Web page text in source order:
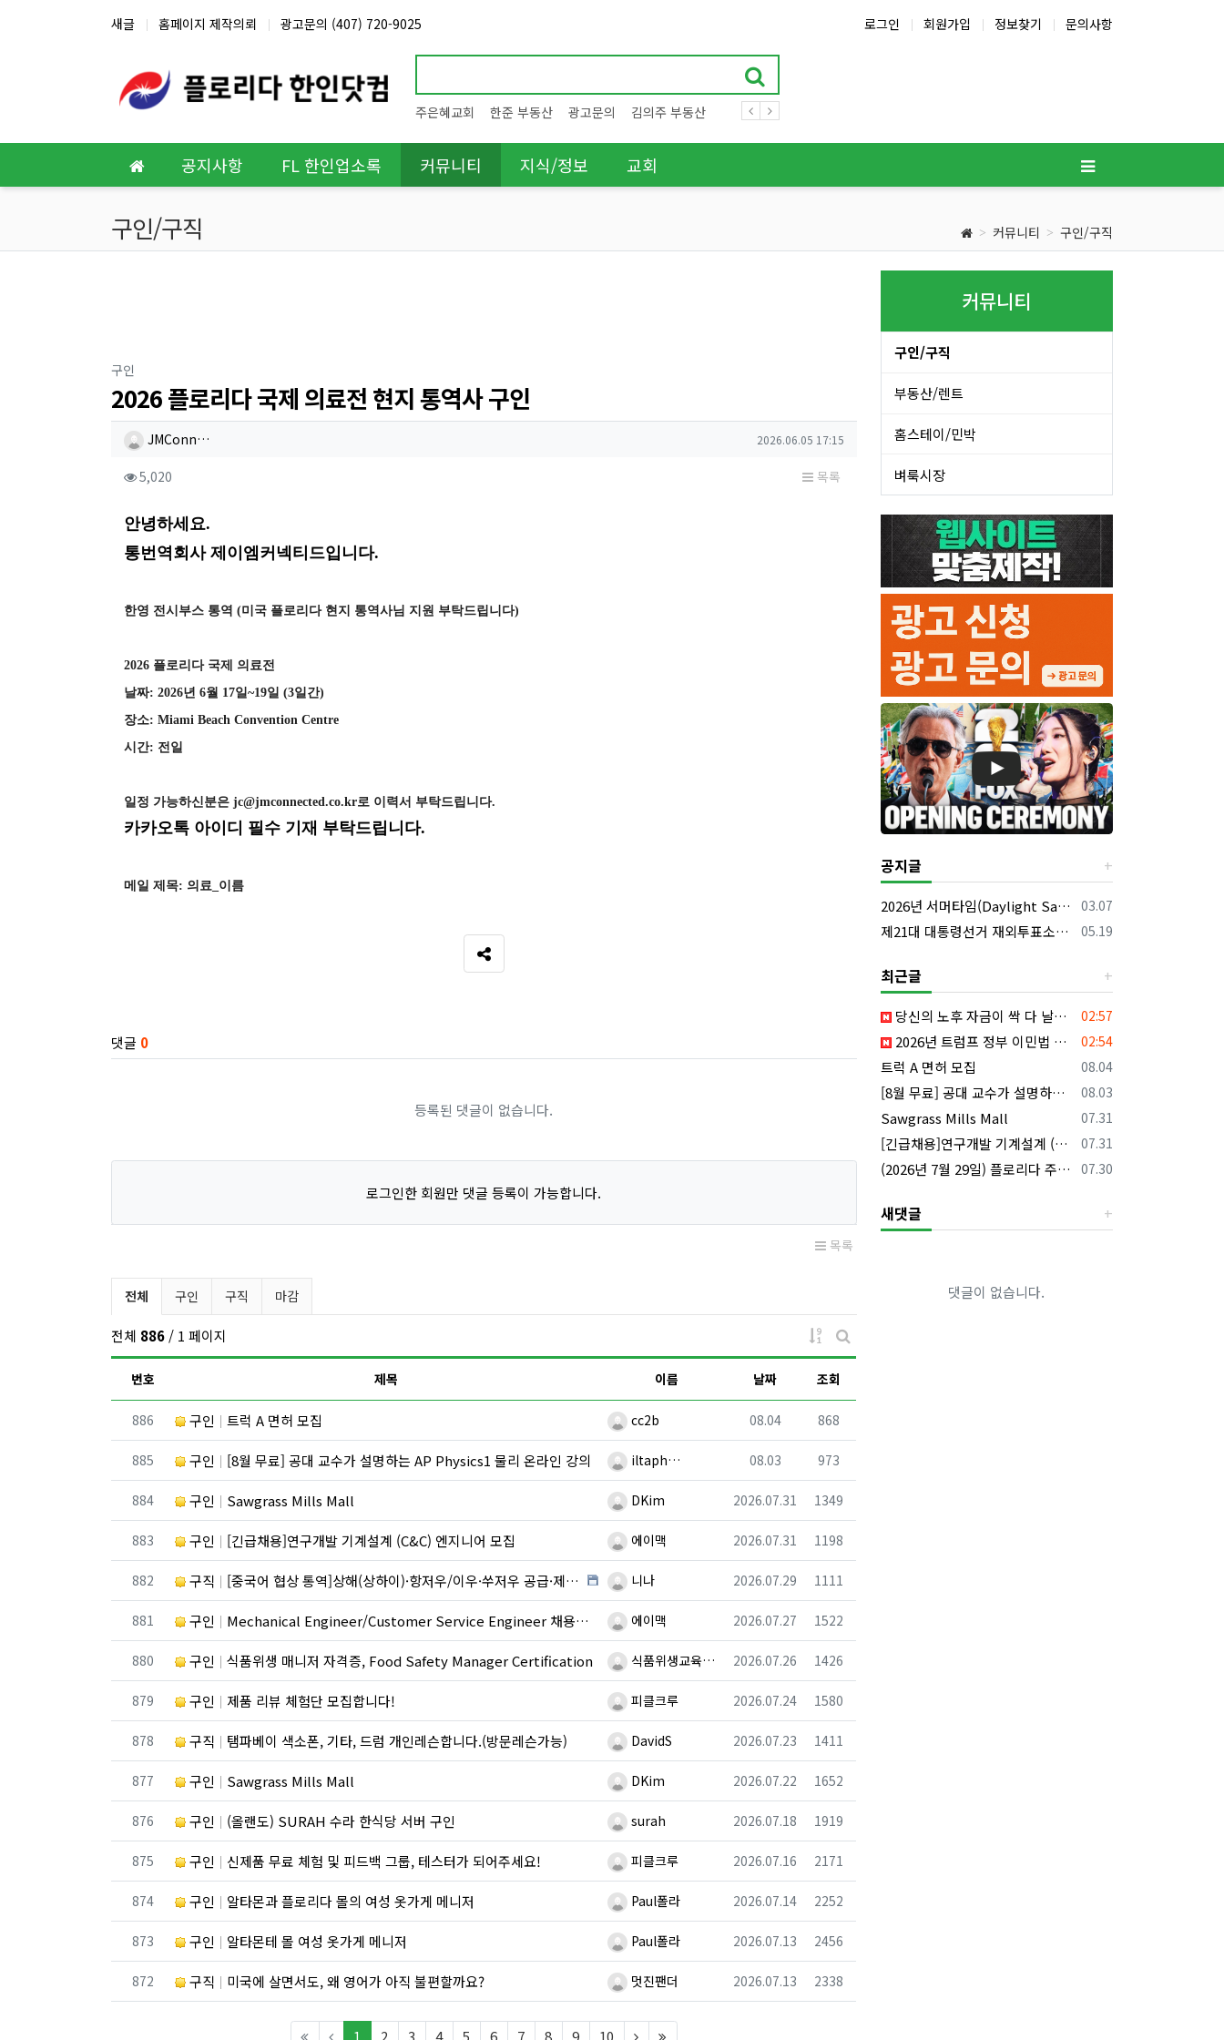
새글 홈페이지 제작의뢰 광고문의 (407) 720-9025 로그인 회원가입 정보찾기 문의사항
주은혜교회 한준 부동산 광고문의 김의주 부동산
공지사항 FL 한인업소록 커뮤니티 지식/정보 교회
구인/구직 커뮤니티 구인/구직
구인
2026 플로리다 국제 의료전 현지 통역사 구인
작성자 정보
JMConn… 작성일
2026.06.05 17:15
컨텐츠 정보
5,020 목록
본문
안녕하세요.
통번역회사 제이엠커넥티드입니다.
한영 전시부스 통역 (미국 플로리다 현지 통역사님 지원 부탁드립니다)
2026 플로리다 국제 의료전
날짜: 2026년 6월 17일~19일 (3일간)
장소: Miami Beach Convention Centre
시간: 전일
일정 가능하신분은 jc@jmconnected.co.kr로 이력서 부탁드립니다.
카카오톡 아이디 필수 기재 부탁드립니다.
메일 제목: 의료_이름
SNS 공유
댓글 0
등록된 댓글이 없습니다.
로그인한 회원만 댓글 등록이 가능합니다.
목록
구인/구직 분류 목록
전체 구인 구직 마감
전체 886/ 1 페이지
게시물 정렬
게시판 검색
번호
제목 이름 날짜 조회
번호
886 구인 트럭 A 면허 모집 등록자cc2b 등록일
08.04 조회
868
번호
885 구인 [8월 무료] 공대 교수가 설명하는 AP Physics1 물리 온라인 강의 등록자iltaph… 등록일
08.03 조회
973
번호
884 구인 Sawgrass Mills Mall 등록자DKim 등록일
2026.07.31 조회
1349
번호
883 구인 [긴급채용]연구개발 기계설계 (C&C) 엔지니어 모집 등록자에이맥 등록일
2026.07.31 조회
1198
번호
882 구직 [중국어 협상 통역]상해(상하이)·항저우/이우·쑤저우 공급·제조 업체,공장 미팅 & 전시회 한중 원어민 프리… 등록자니나 등록일
2026.07.29 조회
1111
번호
881 구인 Mechanical Engineer/Customer Service Engineer 채용중입니다. 등록자에이맥 등록일
2026.07.27 조회
1522
번호
880 구인 식품위생 매니저 자격증, Food Safety Manager Certification 등록자식품위생교육… 등록일
2026.07.26 조회
1426
번호
879 구인 제품 리뷰 체험단 모집합니다! 등록자피클크루 등록일
2026.07.24 조회
1580
번호
878 구직 탬파베이 색소폰, 기타, 드럼 개인레슨합니다.(방문레슨가능) 등록자DavidS 등록일
2026.07.23 조회
1411
번호
877 구인 Sawgrass Mills Mall 등록자DKim 등록일
2026.07.22 조회
1652
번호
876 구인 (올랜도) SURAH 수라 한식당 서버 구인 등록자surah 등록일
2026.07.18 조회
1919
번호
875 구인 신제품 무료 체험 및 피드백 그룹, 테스터가 되어주세요! 등록자피클크루 등록일
2026.07.16 조회
2171
번호
874 구인 알타몬과 플로리다 몰의 여성 옷가게 메니저 등록자Paul폴라 등록일
2026.07.14 조회
2252
번호
873 구인 알타몬테 몰 여성 옷가게 메니저 등록자Paul폴라 등록일
2026.07.13 조회
2456
번호
872 구직 미국에 살면서도, 왜 영어가 아직 불편할까요? 등록자멋진팬더 등록일
2026.07.13 조회
2338
1 (current)
2 3 4 5 6 7 8 9 10 (next)
커뮤니티
구인/구직
부동산/렌트
홈스테이/민박
벼룩시장
공지글
등록일
03.07
2026년 서머타임(Daylight Saving Time) 시작 안내
등록일
05.19
제21대 대통령선거 재외투표소의 명칭 및 소재지 등의 공고/올랜도 제외 투표소
최근글
등록일
02:57
당신의 노후 자금이 싹 다 날아갈 수도 있습니다, 롱텀케어 준비 하기
등록일
02:54
2026년 트럼프 정부 이민법 전면 시행 꼭 알아야 할 4가지!!
등록일
08.04
트럭 A 면허 모집
등록일
08.03
[8월 무료] 공대 교수가 설명하는 AP Physics1 물리 온라인 강의
등록일
07.31
Sawgrass Mills Mall
등록일
07.31
[긴급채용]연구개발 기계설계 (C&C) 엔지니어 모집
등록일
07.30
(2026년 7월 29일) 플로리다 주요 뉴스 | 플로리다 한인 닷컴
새댓글
댓글이 없습니다.